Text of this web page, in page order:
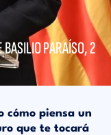
PARAÍSO, 2
cómo piensa un
que te tocará